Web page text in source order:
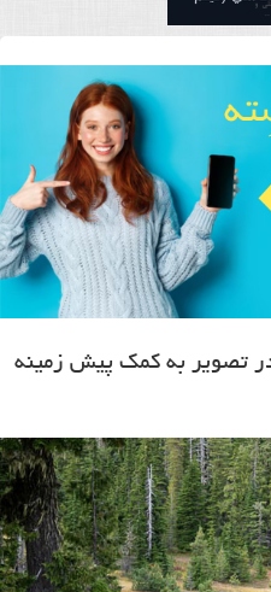
تصویر به کمک پیش زمینه